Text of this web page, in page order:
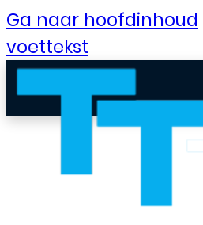
Ga naar hoofdinhoud
voettekst